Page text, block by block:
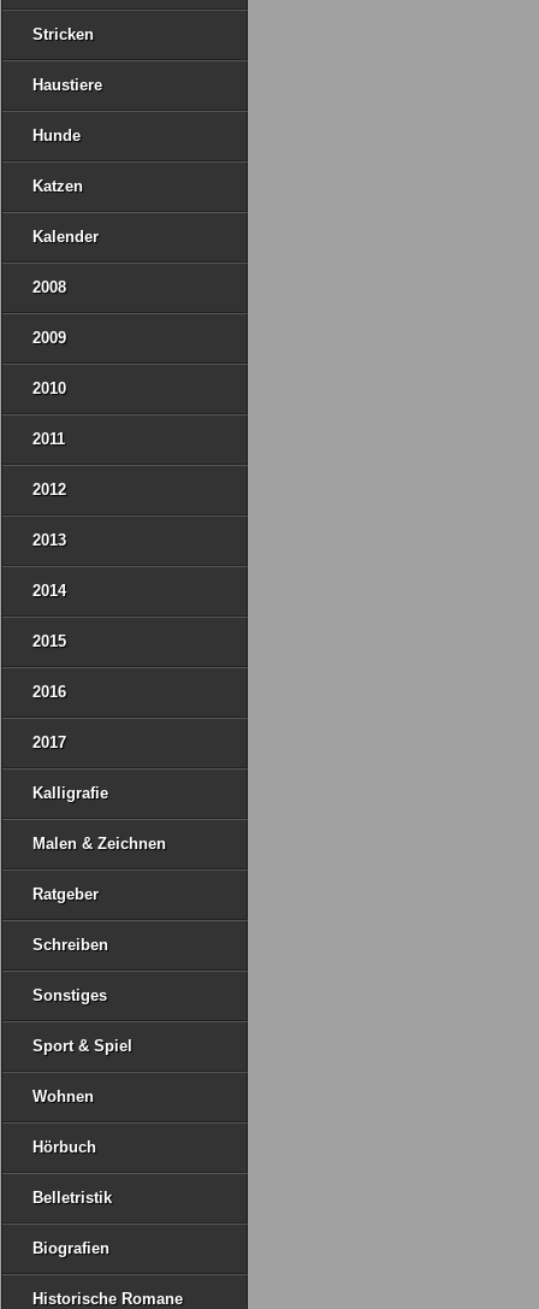
Stricken
Haustiere
Hunde
Katzen
Kalender
2008
2009
2010
2011
2012
2013
2014
2015
2016
2017
Kalligrafie
Malen & Zeichnen
Ratgeber
Schreiben
Sonstiges
Sport & Spiel
Wohnen
Hörbuch
Belletristik
Biografien
Historische Romane